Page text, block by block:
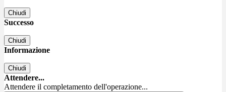
Chiudi
Successo
Chiudi
Informazione
Chiudi
Attendere...
Attendere il completamento dell'operazione...